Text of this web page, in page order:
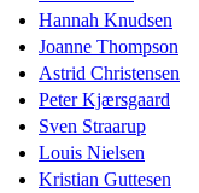
Hannah Knudsen
Joanne Thompson
Astrid Christensen
Peter Kjærsgaard
Sven Straarup
Louis Nielsen
Kristian Guttesen